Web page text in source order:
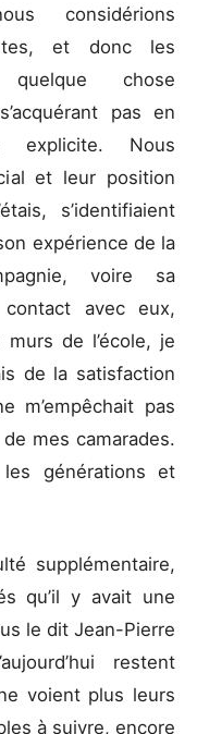
considérions
et donc les
quelque chose
pas en
explicite. Nous
et leur position
s’identifiaient
expérience de la
voire sa
contact avec eux,
de l’école, je
de la satisfaction
m’empêchait pas
mes camarades.
les générations et
supplémentaire,
qu’il y avait une
le dit Jean-Pierre
restent
voient plus leurs
à suivre, encore